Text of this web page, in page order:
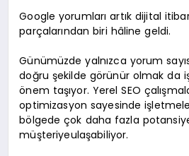
Google yorumları artık dijital
parçalarından biri hâline geldi.
Günümüzde yalnızca yorum
doğru şekilde görünür olmak da
önem taşıyor. Yerel SEO
optimizasyon sayesinde
bölgede çok daha fazla
müşteriyeulaşabiliyor.